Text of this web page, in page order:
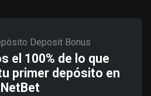
Deposit Bonus
el 100% de lo que
primer depósito en
NetBet